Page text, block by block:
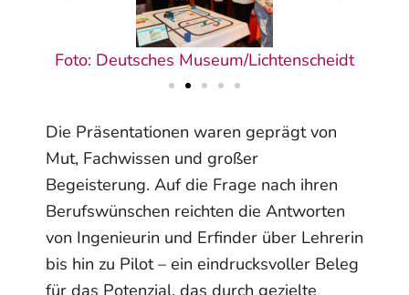
Foto: Deutsches Museum/Lichtenscheidt
Die Präsentationen waren geprägt von
Mut, Fachwissen und großer
Begeisterung. Auf die Frage nach ihren
Berufswünschen reichten die Antworten
von Ingenieurin und Erfinder über Lehrerin
bis hin zu Pilot – ein eindrucksvoller Beleg
für das Potenzial, das durch gezielte